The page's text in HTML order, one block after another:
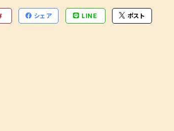
シェア LINE ポスト